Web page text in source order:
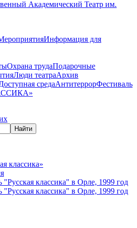
Информация для
Охрана трудаПодарочные
Люди театраАрхив
средаАнтитеррорФестиваль
Найти
классика»
классика" в Орле, 1999 год
классика" в Орле, 1999 год